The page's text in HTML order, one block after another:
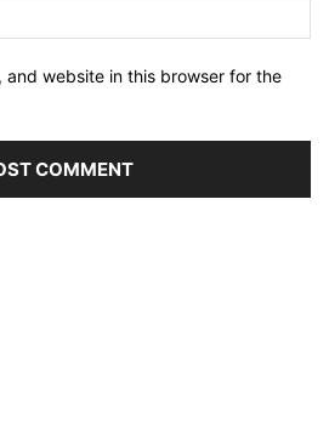
and website in this browser for the